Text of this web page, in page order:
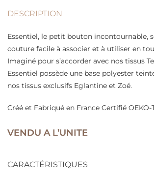
DESCRIPTION
Essentiel, le petit bouton incontournable,
couture facile à associer et à utiliser en
Imaginé pour s’accorder avec nos tissus
Essentiel possède une base polyester
nos tissus exclusifs Eglantine et Zoé.
Créé et Fabriqué en France Certifié OEKO-
VENDU A L’UNITE
CARACTÉRISTIQUES